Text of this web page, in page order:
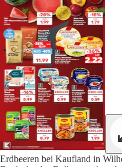
Erdbeeren bei Kaufland in